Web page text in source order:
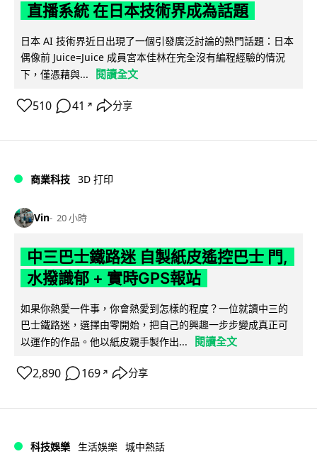
直播系統 在日本技術界成為話題
日本 AI 技術界近日出現了一個引發廣泛討論的熱門話題：日本
偶像前 Juice=Juice 成員宮本佳林在完全沒有編程經驗的情況
下，僅憑藉與...
閱讀全文
510 41 ↗ 分享
商業科技 3D 打印
Vin 20 小時
中三巴士鐵路迷 自製紙皮遙控巴士 門,
水撥識郁 + 實時GPS報站
如果你熱愛一件事，你會熱愛到怎樣的程度？一位就讀中三的
巴士鐵路迷，選擇由零開始，把自己的興趣一步步變成真正可
以運作的作品。他以紙皮親手製作出...
閱讀全文
2,890 169 ↗ 分享
科技娛樂 生活娛樂 城中熱話